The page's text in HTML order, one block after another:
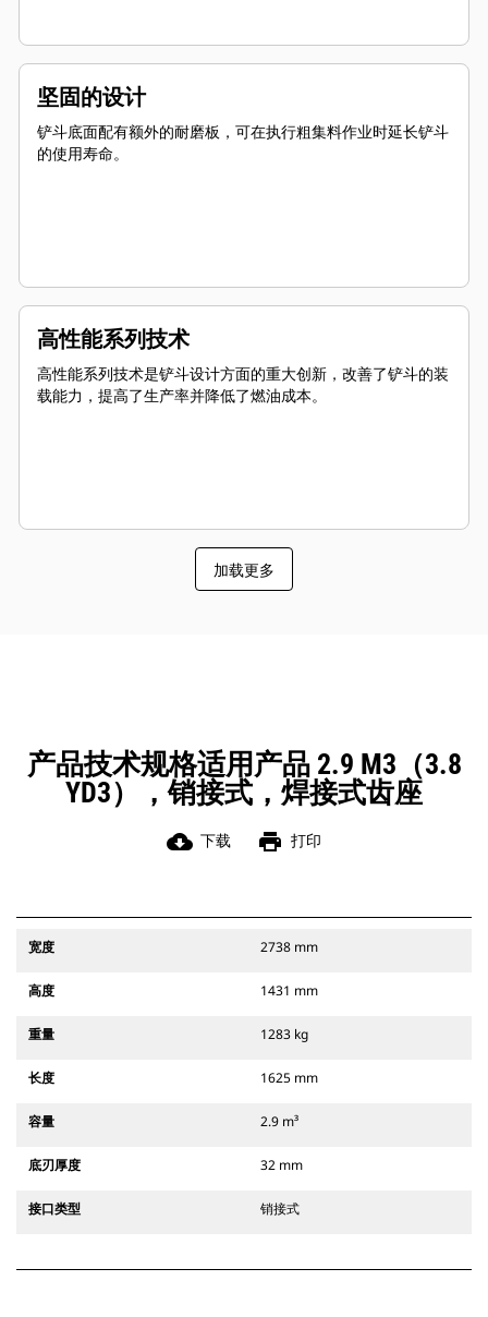
坚固的设计
铲斗底面配有额外的耐磨板，可在执行粗集料作业时延长铲斗
的使用寿命。
高性能系列技术
高性能系列技术是铲斗设计方面的重大创新，改善了铲斗的装
载能力，提高了生产率并降低了燃油成本。
加载更多
产品技术规格适用产品 2.9 M3（3.8
YD3），销接式，焊接式齿座
cloud_download 下载 print 打印
宽度 2738 mm
高度 1431 mm
重量 1283 kg
长度 1625 mm
容量 2.9 m³
底刃厚度 32 mm
接口类型 销接式